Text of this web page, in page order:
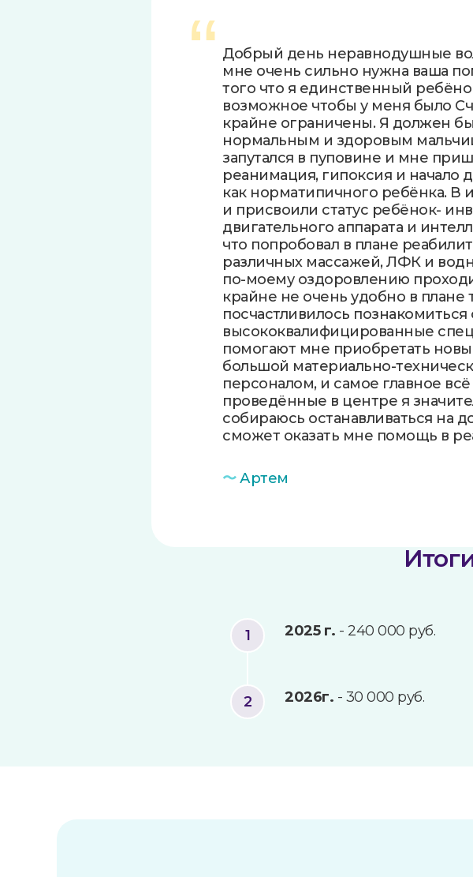
“ Добрый день неравнодушные
мне очень сильно нужна ваша
того что я единственный
возможное чтобы у меня было
крайне ограничены. Я должен
нормальным и здоровым
запутался в пуповине и мне
реанимация, гипоксия и начало
как норматипичного ребёнка. В
и присвоили статус ребёнок-
двигательного аппарата и
что попробовал в плане
различных массажей, ЛФК и
по-моему оздоровлению
крайне не очень удобно в плане
посчастливилось
высококвалифицированные
помогают мне приобретать
большой материально-
персоналом, и самое главное
проведённые в центре я
собираюсь останавливаться на
сможет оказать мне помощь в
〜Артем
2025 г. - 240 000 руб.
2026г. - 30 000 руб.